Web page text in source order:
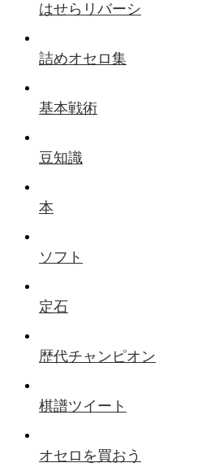
はせらリバーシ
詰めオセロ集
基本戦術
豆知識
本
ソフト
定石
歴代チャンピオン
棋譜ツイート
オセロを買おう